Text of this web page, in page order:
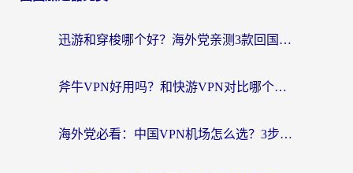
迅游和穿梭哪个好？海外党亲测3款回国加速器+手游加速对比，附避坑指南
斧牛VPN好用吗？和快游VPN对比哪个回国效果更好？马来西亚留学生亲测分享
海外党必看：中国VPN机场怎么选？3步教你无缝访问国内资源（附避坑指南）